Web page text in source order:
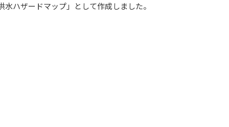
ハザードマップ」として作成しました。